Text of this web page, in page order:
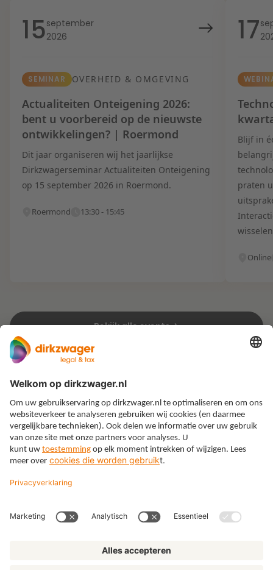
15september
2026
SEMINAR OVERHEID & OMGEVING
Actualiteiten Onteigening 2026:
bent u voorbereid op de nieuwste
ontwikkelingen? | Roermond
Dit jaar organiseren wij het jaarlijkse
Dirkzwagerseminar Actualiteiten Onteigening
op 15 september 2026 in Roermond.
Roermond 13:30 - 15:45
17
Blijf in
praten
Online
Bekijk alle events
Expertises
Thema’s